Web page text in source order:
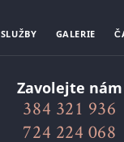
SLUŽBY GALERIE
Zavolejte nám
384 321 936
724 224 068